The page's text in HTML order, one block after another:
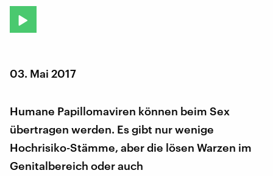
03. Mai 2017
Humane Papillomaviren können beim Sex
übertragen werden. Es gibt nur wenige
Hochrisiko-Stämme, aber die lösen Warzen im
Genitalbereich oder auch